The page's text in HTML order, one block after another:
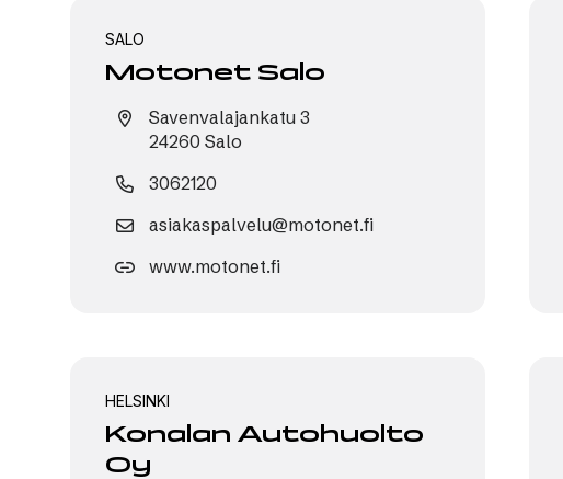
SALO
Motonet Salo
Savenvalajankatu 3
24260 Salo
3062120
asiakaspalvelu@motonet.fi
www.motonet.fi
HELSINKI
Konalan Autohuolto
Oy